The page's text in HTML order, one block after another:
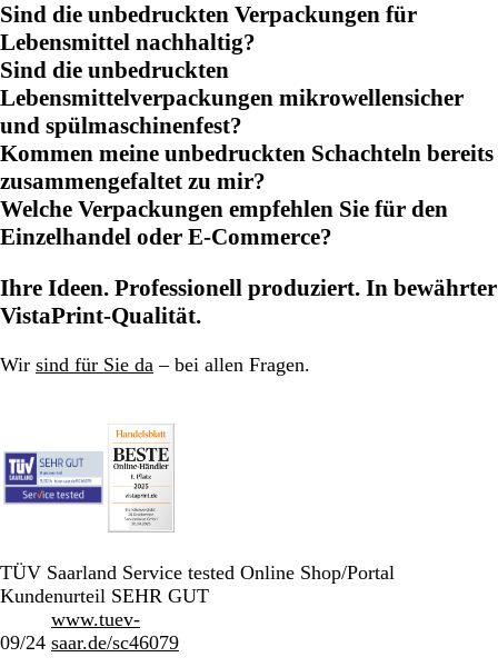
Sind die unbedruckten Verpackungen für
Lebensmittel nachhaltig?
Sind die unbedruckten
Lebensmittelverpackungen mikrowellensicher
und spülmaschinenfest?
Kommen meine unbedruckten Schachteln bereits
zusammengefaltet zu mir?
Welche Verpackungen empfehlen Sie für den
Einzelhandel oder E-Commerce?
Ihre Ideen. Professionell produziert. In bewährter
VistaPrint-Qualität.
Wir sind für Sie da – bei allen Fragen.
TÜV Saarland Service tested Online Shop/Portal
Kundenurteil SEHR GUT
09/24
www.tuev-
saar.de/sc46079